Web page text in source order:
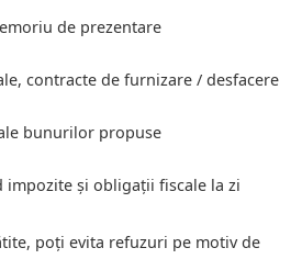
de prezentare
contracte de furnizare / desfacere
bunurilor propuse
impozite și obligații fiscale la zi
poți evita refuzuri pe motiv de